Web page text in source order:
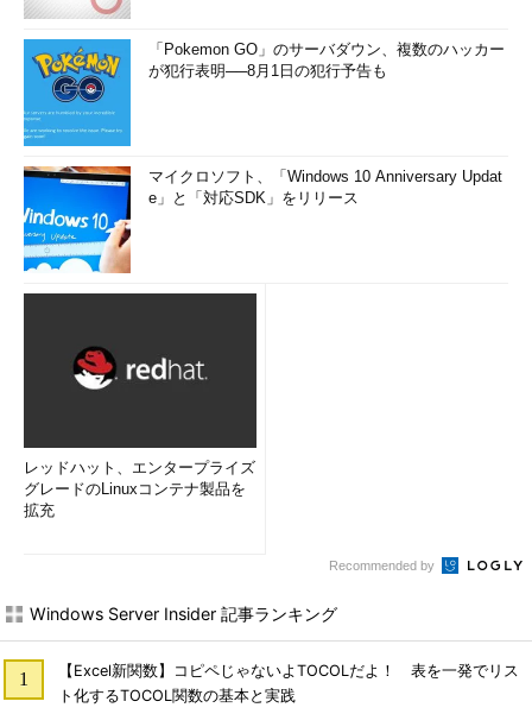
「Pokemon GO」のサーバダウン、複数のハッカー
が犯行表明──8月1日の犯行予告も
マイクロソフト、「Windows 10 Anniversary Updat
e」と「対応SDK」をリリース
レッドハット、エンタープライズ
グレードのLinuxコンテナ製品を
拡充
Recommended by
Windows Server Insider 記事ランキング
【Excel新関数】コピペじゃないよTOCOLだよ！ 表を一発でリス
ト化するTOCOL関数の基本と実践